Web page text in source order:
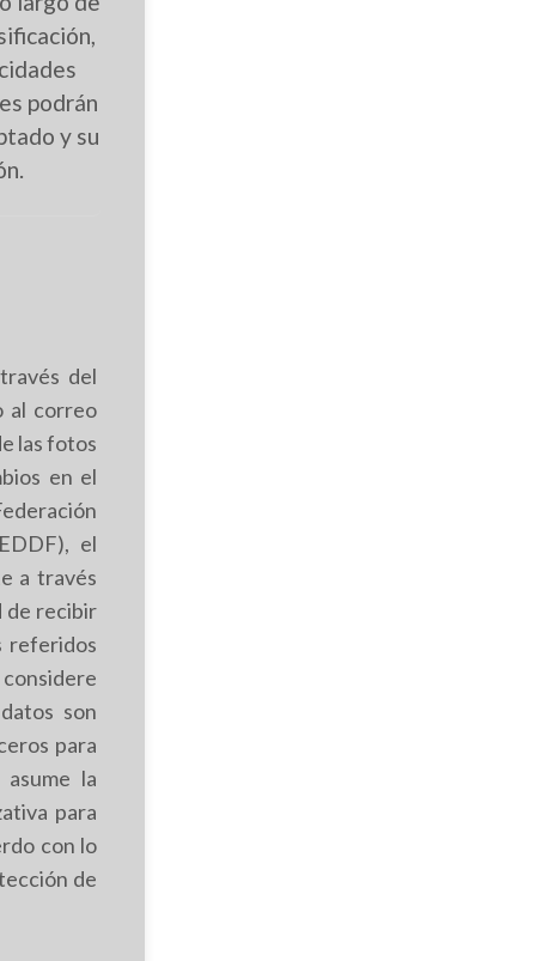
podrán
y su
del
al correo
las fotos
en el
el
a través
de recibir
referidos
son
para
la
para
con lo
de